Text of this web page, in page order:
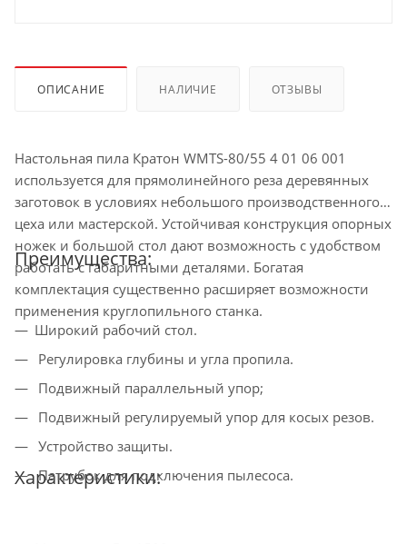
ОПИСАНИЕ НАЛИЧИЕ ОТЗЫВЫ
Настольная пила Кратон WMTS-80/55 4 01 06 001
используется для прямолинейного реза деревянных
заготовок в условиях небольшого производственного
цеха или мастерской. Устойчивая конструкция опорных
ножек и большой стол дают возможность с удобством
работать с габаритными деталями. Богатая
комплектация существенно расширяет возможности
применения круглопильного станка.
Преимущества:
Широкий рабочий стол.
Регулировка глубины и угла пропила.
Подвижный параллельный упор;
Подвижный регулируемый упор для косых резов.
Устройство защиты.
Патрубок для подключения пылесоса.
Характеристики: